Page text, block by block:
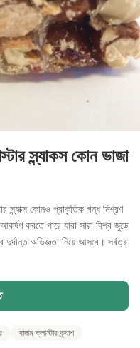
স্ন্যাকস কোন ভাজা
স্ন্যাক্স কোনও প্রাকৃতিক গন্ধ মিশ্রণ
করতে পারে যারা সারা বিশ্ব জুড়ে
অভিজ্ঞতা নিয়ে আসবে। সর্বত্র
বাদাম ক্লাস্টার ক্র্যাশ